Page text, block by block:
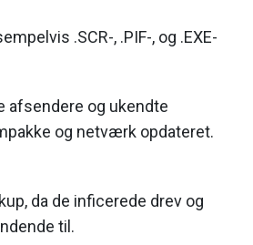
.SCR-, .PIF-, og .EXE-
afsendere og ukendte
og netværk opdateret.
da de inficerede drev og
til.